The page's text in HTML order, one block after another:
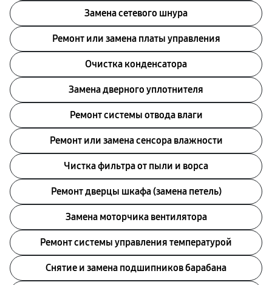
Замена сетевого шнура
Ремонт или замена платы управления
Очистка конденсатора
Заменa дверного уплотнителя
Ремонт системы отводa влаги
Ремонт или замена сенсора влажности
Чистка фильтра от пыли и ворса
Ремонт дверцы шкафа (замена петель)
Замена моторчика вентилятора
Ремонт системы управления температурой
Снятие и замена подшипников барабана